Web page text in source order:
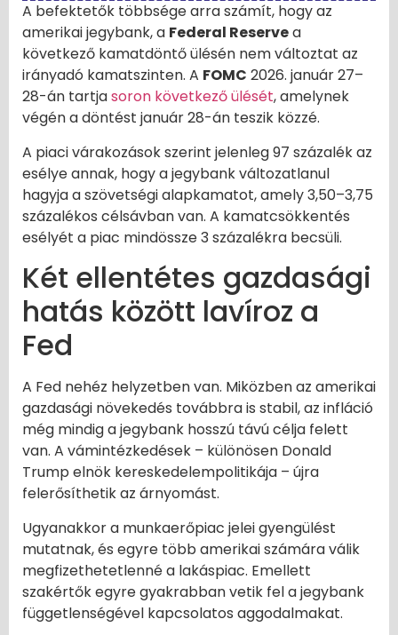
A befektetők többsége arra számít, hogy az
amerikai jegybank, a Federal Reservea
következő kamatdöntő ülésén nem változtat az
irányadó kamatszinten. A FOMC 2026. január 27–
28-án tartjasoron következő ülését, amelynek
végén a döntést január 28-án teszik közzé.
A piaci várakozások szerint jelenleg 97 százalék az
esélye annak, hogy a jegybank változatlanul
hagyja a szövetségi alapkamatot, amely 3,50–3,75
százalékos célsávban van. A kamatcsökkentés
esélyét a piac mindössze 3 százalékra becsüli.
Két ellentétes gazdasági
hatás között lavíroz a
Fed
A Fed nehéz helyzetben van. Miközben az amerikai
gazdasági növekedés továbbra is stabil, az infláció
még mindig a jegybank hosszú távú célja felett
van. A vámintézkedések – különösen Donald
Trump elnök kereskedelempolitikája – újra
felerősíthetik az árnyomást.
Ugyanakkor a munkaerőpiac jelei gyengülést
mutatnak, és egyre több amerikai számára válik
megfizethetetlenné a lakáspiac. Emellett
szakértők egyre gyakrabban vetik fel a jegybank
függetlenségével kapcsolatos aggodalmakat.